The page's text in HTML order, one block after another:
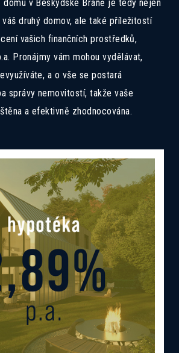
v Beskydské Bráně je tedy nejen
druhý domov, ale také příležitostí
vašich finančních prostředků,
Pronájmy vám mohou vydělávat,
a o vše se postará
správy nemovitostí, takže vaše
a efektivně zhodnocována.